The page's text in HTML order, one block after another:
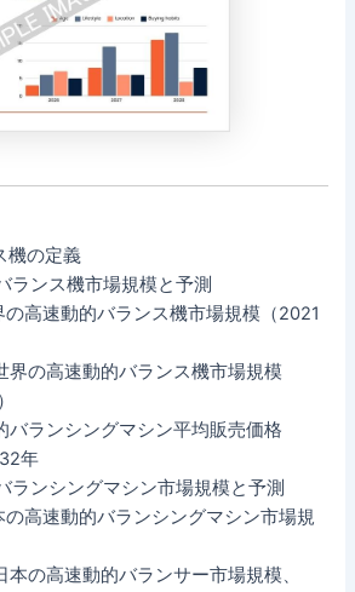
機の定義
ランス機市場規模と予測
の高速動的バランス機市場規模（2021
界の高速動的バランス機市場規模
バランシングマシン平均販売価格
年
ランシングマシン市場規模と予測
の高速動的バランシングマシン市場規
本の高速動的バランサー市場規模、